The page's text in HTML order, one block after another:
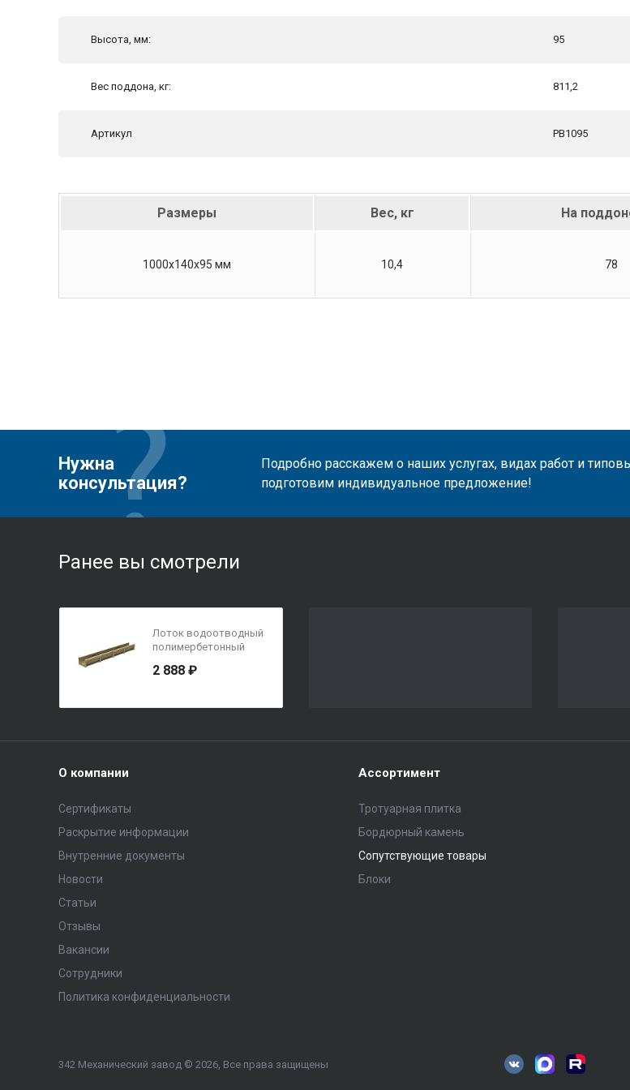
Высота, мм: 95
Вес поддона, кг: 811,2
Артикул PB1095
Размеры Вес, кг На
1000х140х95 мм 10,4 78
Нужна
консультация?
Подробно расскажем о наших услугах, видах работ и
подготовим индивидуальное предложение!
Ранее вы смотрели
Лоток водоотводный
полимербетонный
2 888 ₽
О компании
Сертификаты
Раскрытие информации
Внутренние документы
Новости
Статьи
Отзывы
Вакансии
Сотрудники
Политика конфиденциальности
Ассортимент
Тротуарная плитка
Бордюрный камень
Сопутствующие товары
Блоки
342 Механический завод © 2026, Все права защищены